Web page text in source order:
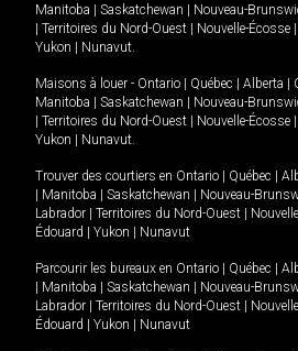
Manitoba
Saskatchewan Nouveau-
Territoires du Nord-Ouest Nouvelle-Écosse
Yukon
Nunavut.
Maisons à louer - Ontario Québec Alberta
Manitoba
Saskatchewan Nouveau-
Territoires du Nord-Ouest Nouvelle-Écosse
Yukon
Nunavut.
Trouver des courtiers en Ontario Québec
Manitoba Saskatchewan Nouveau-
Labrador
Territoires du Nord-Ouest
Édouard
Yukon Nunavut
Parcourir les bureaux en Ontario Québec
Manitoba Saskatchewan Nouveau-
Labrador
Territoires du Nord-Ouest
Édouard
Yukon Nunavut